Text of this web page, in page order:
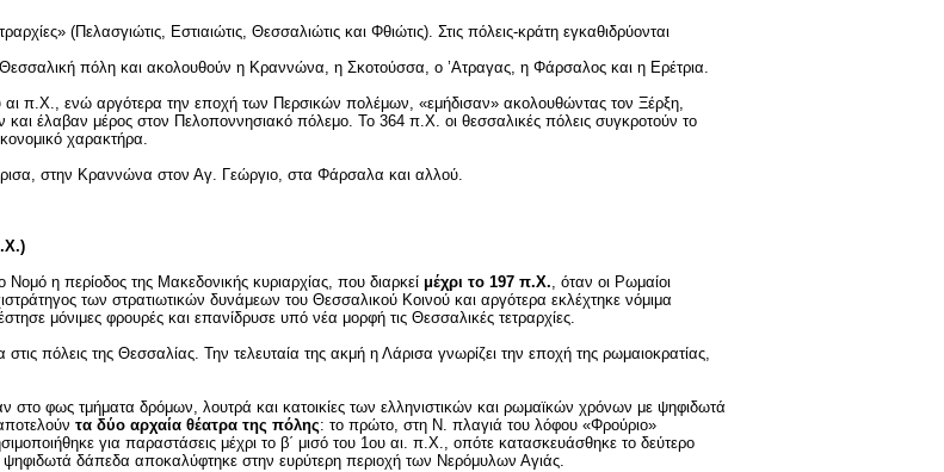
(Πελασγιώτις, Εστιαιώτις, Θεσσαλιώτις και Φθιώτις). Στις πόλεις-κράτη εγκαθιδρύονται
πόλη και ακολουθούν η Κραννώνα, η Σκοτούσσα, ο ’Ατραγας, η Φάρσαλος και η Ερέτρια.
αι π.Χ., ενώ αργότερα την εποχή των Περσικών πολέμων, «εμήδισαν» ακολουθώντας τον Ξέρξη,
έλαβαν μέρος στον Πελοποννησιακό πόλεμο. Το 364 π.Χ. οι θεσσαλικές πόλεις συγκροτούν το
χαρακτήρα.
στην Κραννώνα στον Αγ. Γεώργιο, στα Φάρσαλα και αλλού.
η περίοδος της Μακεδονικής κυριαρχίας, που διαρκεί μέχρι το 197 π.Χ., όταν οι Ρωμαίοι
των στρατιωτικών δυνάμεων του Θεσσαλικού Κοινού και αργότερα εκλέχτηκε νόμιμα
μόνιμες φρουρές και επανίδρυσε υπό νέα μορφή τις Θεσσαλικές τετραρχίες.
πόλεις της Θεσσαλίας. Την τελευταία της ακμή η Λάρισα γνωρίζει την εποχή της ρωμαιοκρατίας,
στο φως τμήματα δρόμων, λουτρά και κατοικίες των ελληνιστικών και ρωμαϊκών χρόνων με ψηφιδωτά
τα δύο αρχαία θέατρα της πόλης: το πρώτο, στη Ν. πλαγιά του λόφου «Φρούριο»
για παραστάσεις μέχρι το β΄ μισό του 1ου αι. π.Χ., οπότε κατασκευάσθηκε το δεύτερο
δάπεδα αποκαλύφτηκε στην ευρύτερη περιοχή των Νερόμυλων Αγιάς.